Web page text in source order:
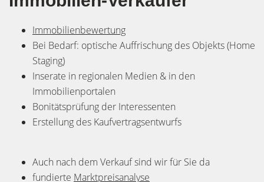
Immobilienbewertung
Bei Bedarf: optische Auffrischung des Objekts (Home
Staging)
Inserate in regionalen Medien & in den
Immobilienportalen
Bonitätsprüfung der Interessenten
Erstellung des Kaufvertragsentwurfs
Auch nach dem Verkauf sind wir für Sie da
fundierte Marktpreisanalyse